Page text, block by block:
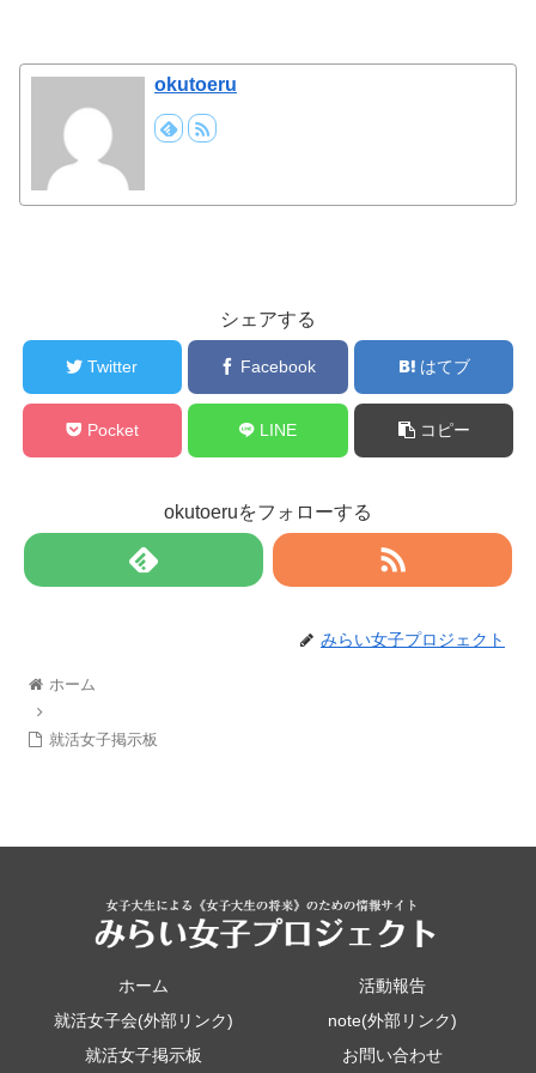
okutoeru
シェアする
Twitter Facebook はてブ
Pocket LINE コピー
okutoeruをフォローする
みらい女子プロジェクト
ホーム
就活女子掲示板
ホーム
活動報告
就活女子会(外部リンク)
note(外部リンク)
就活女子掲示板
お問い合わせ